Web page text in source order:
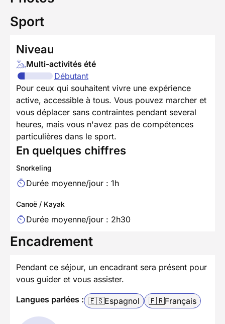
Sport
Niveau
Multi-activités été
Débutant
Pour ceux qui souhaitent vivre une expérience
active, accessible à tous. Vous pouvez marcher et
vous déplacer sans contraintes pendant several
heures, mais vous n'avez pas de compétences
particulières dans le sport.
En quelques chiffres
Snorkeling
Durée moyenne/jour : 1h
Canoë / Kayak
Durée moyenne/jour : 2h30
Encadrement
Pendant ce séjour, un encadrant sera présent pour
vous guider et vous assister.
Langues parlées : 🇪🇸Espagnol 🇫🇷Français